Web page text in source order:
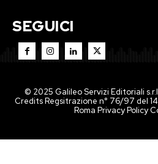
SEGUICI
© 2025 Galileo Servizi Editoriali
Credits Regsitrazione n° 76/97 del
Roma Privacy Policy